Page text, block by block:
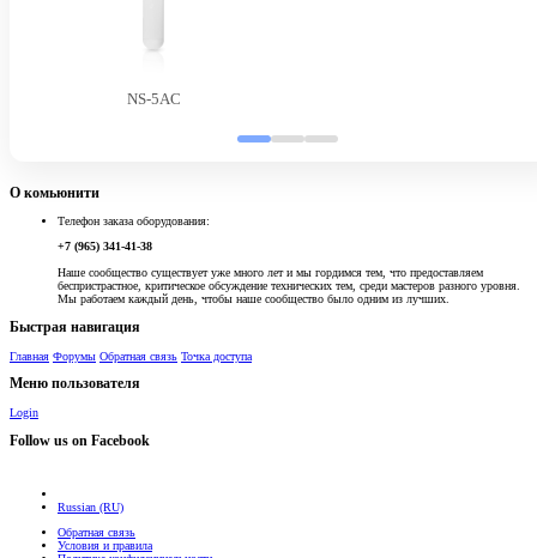
NS-5AC
О комьюнити
Телефон заказа оборудования:
+7 (965) 341-41-38
Наше сообщество существует уже много лет и мы гордимся тем, что предоставляем
беспристрастное, критическое обсуждение технических тем, среди мастеров разного уровня.
Мы работаем каждый день, чтобы наше сообщество было одним из лучших.
Быстрая навигация
Главная Форумы Обратная связь Точка доступа
Меню пользователя
Login
Follow us on Facebook
Russian (RU)
Обратная связь
Условия и правила